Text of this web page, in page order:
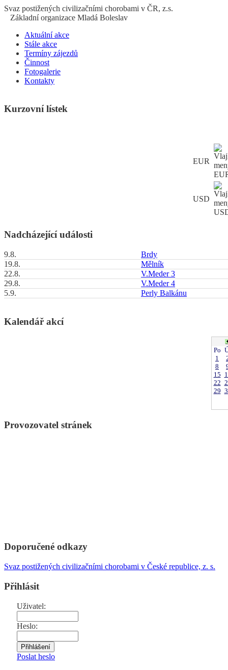
Svaz postižených civilizačními chorobami v ČR, z.s.
Základní organizace Mladá Boleslav
Aktuální akce
Stále akce
Termíny zájezdů
Činnost
Fotogalerie
Kontakty
Kurzovní lístek
EUR
USD
Nadcházející události
9.8.
Brdy
19.8.
Mělník
22.8.
V.Meder 3
29.8.
V.Meder 4
5.9.
Perly Balkánu
Kalendář akcí
Po
1
8
15
22
29
Provozovatel stránek
Doporučené odkazy
Svaz postižených civilizačními chorobami v České republice, z. s.
Přihlásit
Uživatel:
Heslo:
Poslat heslo